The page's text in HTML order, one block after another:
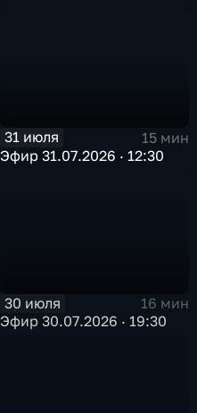
31 июля
15 мин
Эфир 31.07.2026 · 12:30
30 июля
16 мин
Эфир 30.07.2026 · 19:30